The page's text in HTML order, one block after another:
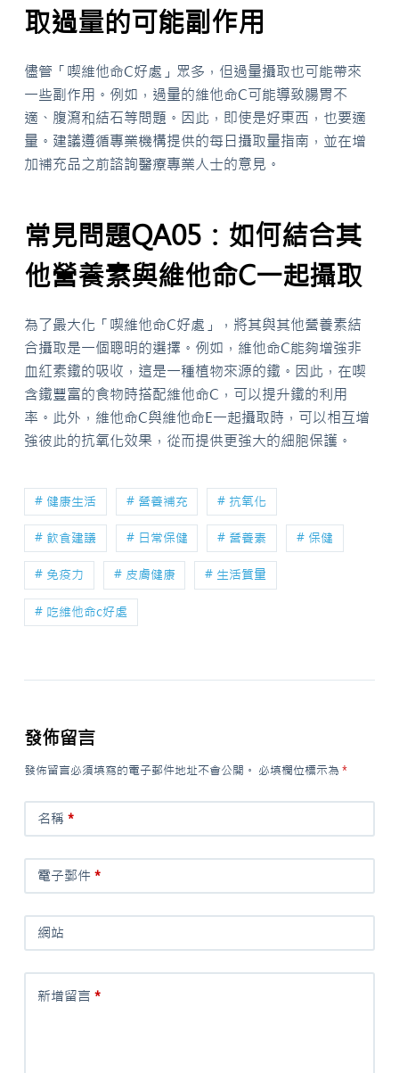
取過量的可能副作用
儘管「喫維他命C好處」眾多，但過量攝取也可能帶來
一些副作用。例如，過量的維他命C可能導致腸胃不
適、腹瀉和結石等問題。因此，即使是好東西，也要適
量。建議遵循專業機構提供的每日攝取量指南，並在增
加補充品之前諮詢醫療專業人士的意見。
常見問題QA05：如何結合其
他營養素與維他命C一起攝取
為了最大化「喫維他命C好處」，將其與其他營養素結
合攝取是一個聰明的選擇。例如，維他命C能夠增強非
血紅素鐵的吸收，這是一種植物來源的鐵。因此，在喫
含鐵豐富的食物時搭配維他命C，可以提升鐵的利用
率。此外，維他命C與維他命E一起攝取時，可以相互增
強彼此的抗氧化效果，從而提供更強大的細胞保護。
# 健康生活 # 營養補充 # 抗氧化
# 飲食建議 # 日常保健 # 營養素 # 保健
# 免疫力 # 皮膚健康 # 生活質量
# 吃維他命c好處
發佈留言
發佈留言必須填寫的電子郵件地址不會公開。 必填欄位標示為 *
名稱 *
電子郵件*
網站
新增留言 *